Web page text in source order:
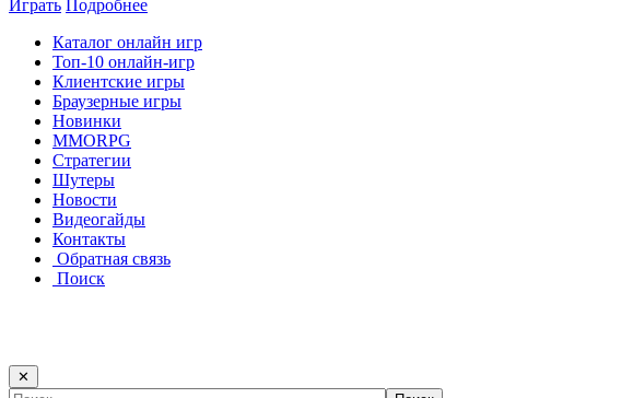
Играть Подробнее
Каталог онлайн игр
Топ-10 онлайн-игр
Клиентские игры
Браузерные игры
Новинки
MMORPG
Стратегии
Шутеры
Новости
Видеогайды
Контакты
Обратная связь
Поиск
✕